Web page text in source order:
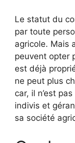
Le statut du
par toute
agricole. Mais
peuvent opter
est déjà
ne peut plus
car, il n’est
indivis et
sa société